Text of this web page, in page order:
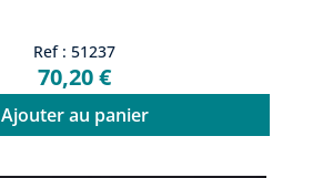
Ref : 51237
70,20 €
Ajouter au panier